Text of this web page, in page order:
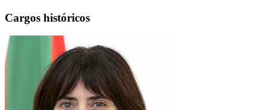
Cargos históricos